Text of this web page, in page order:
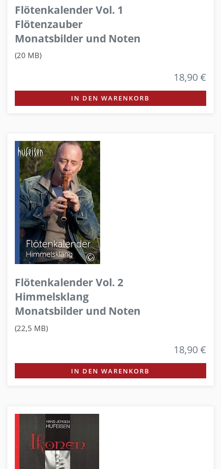
Flötenkalender Vol. 1
Flötenzauber
Monatsbilder und Noten
(20 MB)
18,90 €
IN DEN WARENKORB
Flötenkalender Vol. 2
Himmelsklang
Monatsbilder und Noten
(22,5 MB)
18,90 €
IN DEN WARENKORB